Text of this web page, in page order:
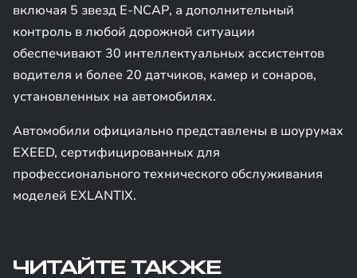
включая 5 звезд E-NCAP, а дополнительный
контроль в любой дорожной ситуации
обеспечивают 30 интеллектуальных ассистентов
водителя и более 20 датчиков, камер и сонаров,
установленных на автомобилях.
Автомобили официально представлены в шоурумах
EXEED, сертифицированных для
профессионального технического обслуживания
моделей EXLANTIX.
ЧИТАЙТЕ ТАКЖЕ